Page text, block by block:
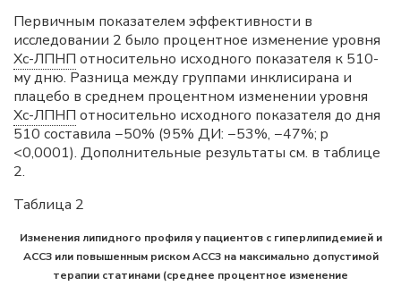
Первичным показателем эффективности в
исследовании 2 было процентное изменение уровня
Хс-ЛПНП относительно исходного показателя к 510-
му дню. Разница между группами инклисирана и
плацебо в среднем процентном изменении уровня
Хс-ЛПНП относительно исходного показателя до дня
510 составила −50% (95% ДИ: −53%, −47%; p
<0,0001). Дополнительные результаты см. в таблице
2.
Таблица 2
Изменения липидного профиля у пациентов с гиперлипидемией и
АССЗ или повышенным риском АССЗ на максимально допустимой
терапии статинами (среднее процентное изменение